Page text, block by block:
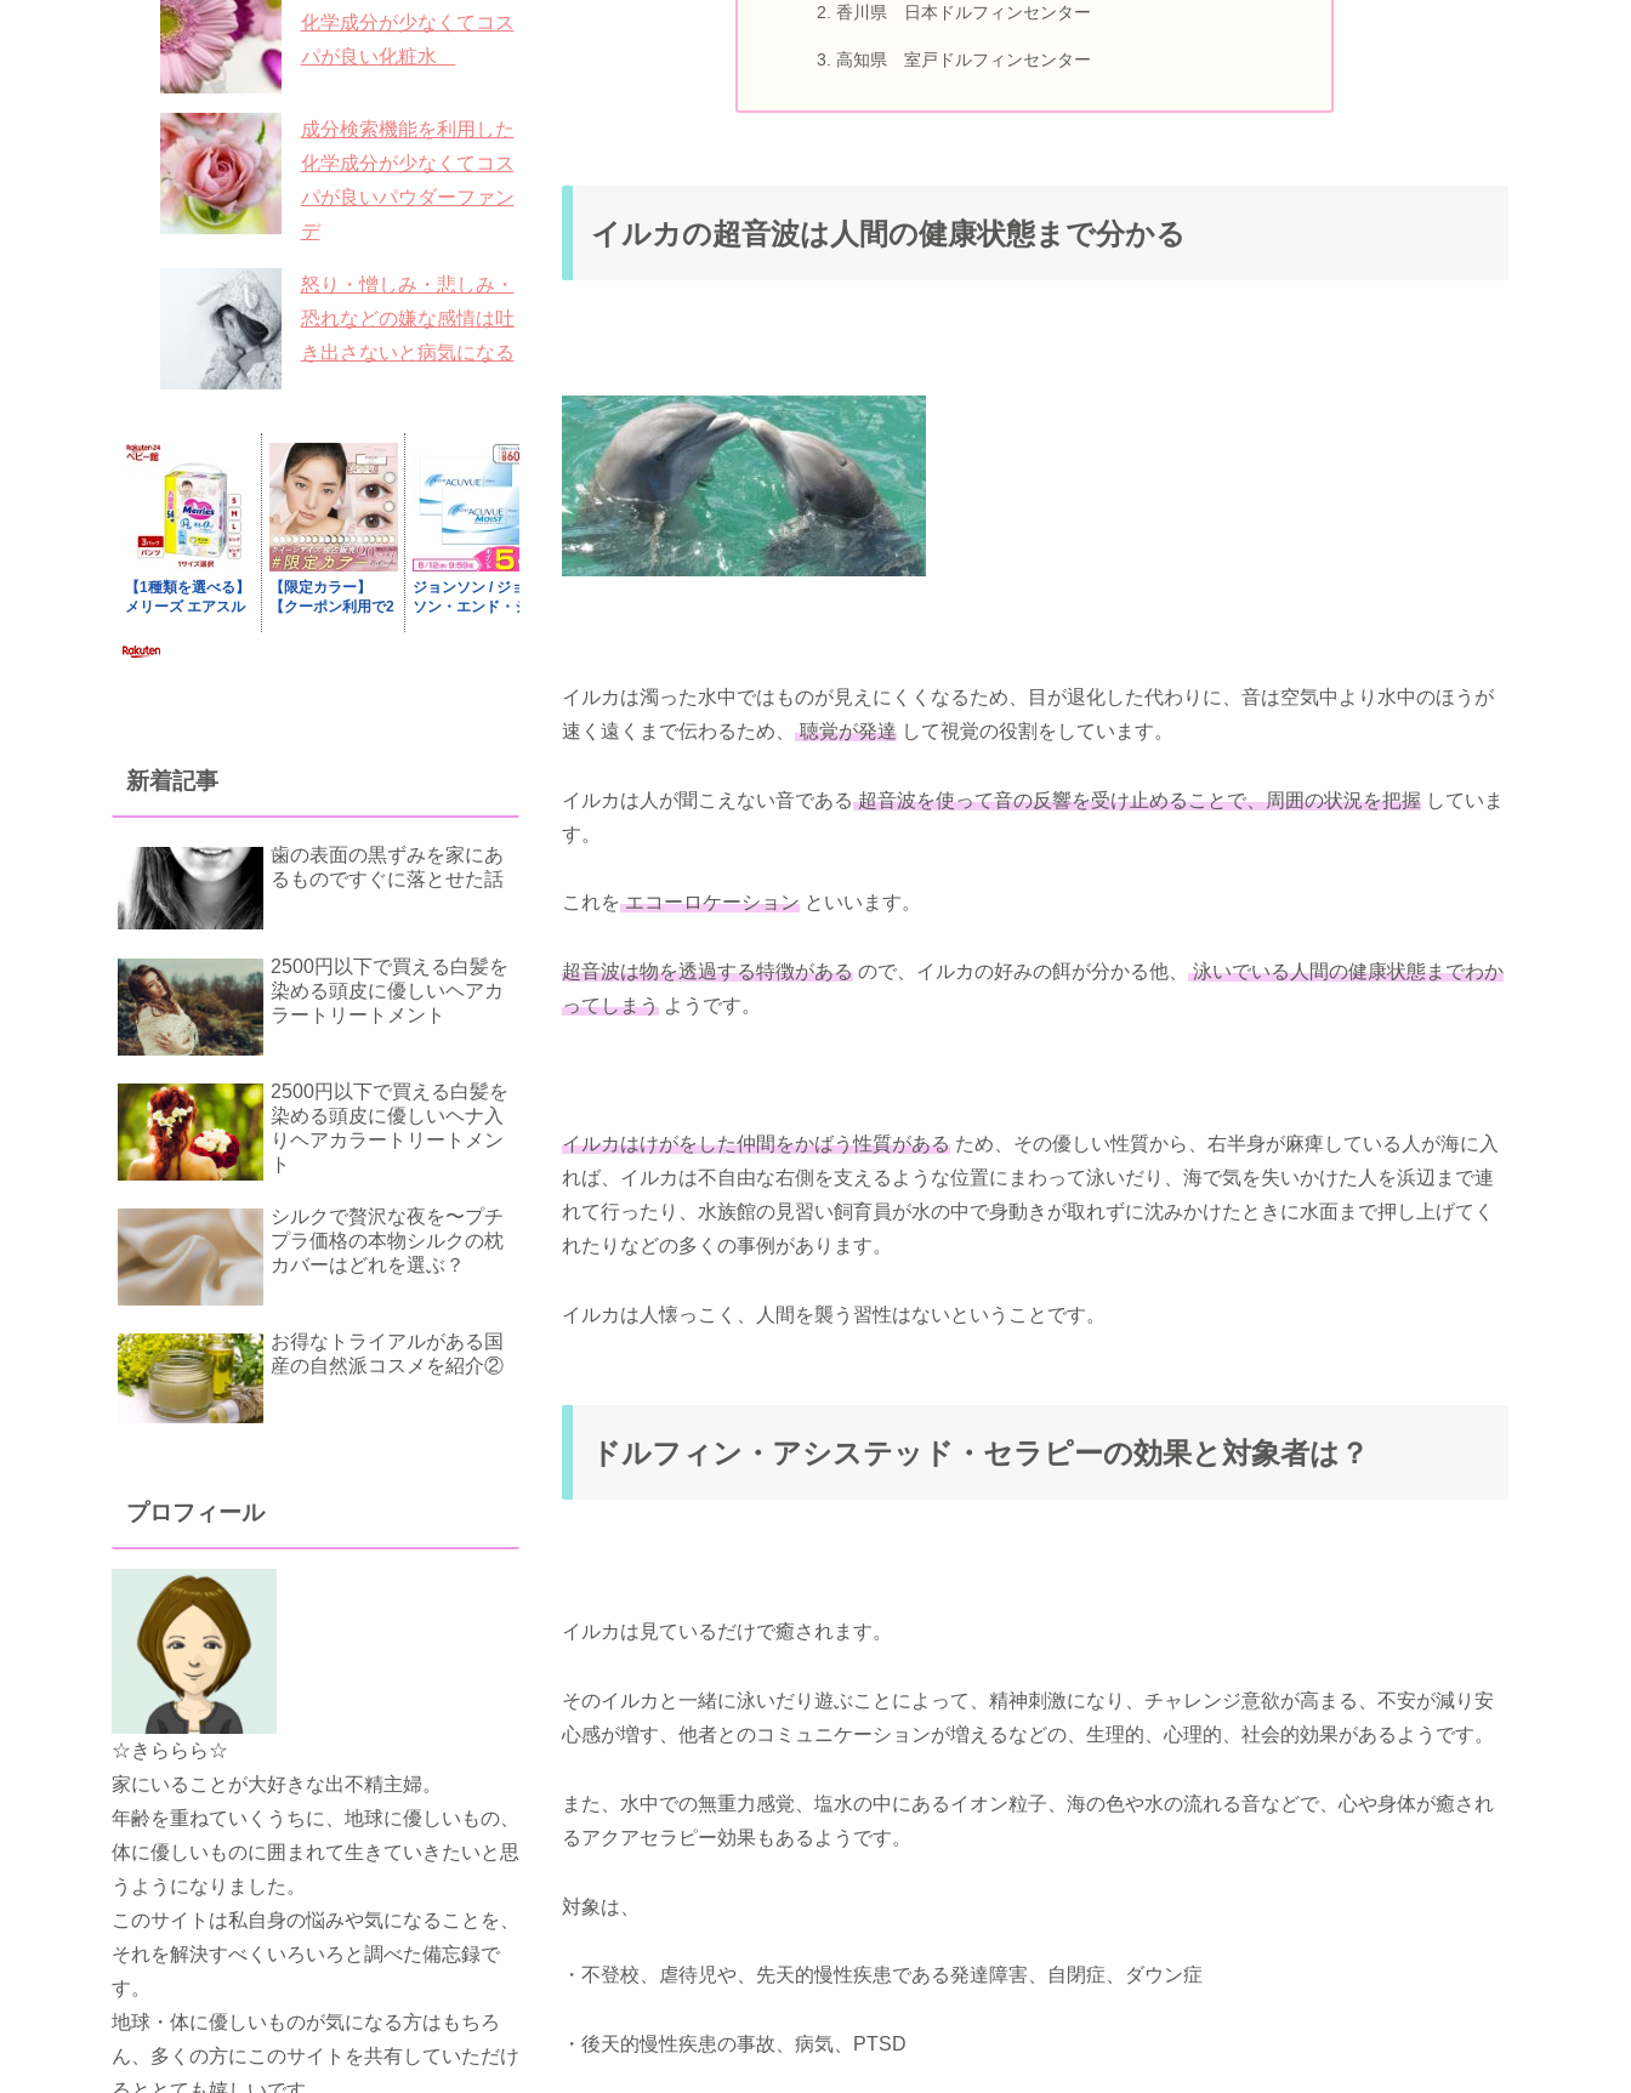
香川県 日本ドルフィンセンター
高知県 室戸ドルフィンセンター
イルカの超音波は人間の健康状態まで分かる
イルカは濁った水中ではものが見えにくくなるため、目が退化した代わりに、音は空気中より水中のほうが
速く遠くまで伝わるため、 聴覚が発達して視覚の役割をしています。
イルカは人が聞こえない音である超音波を使って音の反響を受け止めることで、周囲の状況を把握していま
す。
これをエコーロケーションといいます。
超音波は物を透過する特徴があるので、イルカの好みの餌が分かる他、 泳いでいる人間の健康状態までわか
ってしまうようです。
イルカはけがをした仲間をかばう性質があるため、その優しい性質から、右半身が麻痺している人が海に入
れば、イルカは不自由な右側を支えるような位置にまわって泳いだり、海で気を失いかけた人を浜辺まで連
れて行ったり、水族館の見習い飼育員が水の中で身動きが取れずに沈みかけたときに水面まで押し上げてく
れたりなどの多くの事例があります。
イルカは人懐っこく、人間を襲う習性はないということです。
ドルフィン・アシステッド・セラピーの効果と対象者は？
イルカは見ているだけで癒されます。
そのイルカと一緒に泳いだり遊ぶことによって、精神刺激になり、チャレンジ意欲が高まる、不安が減り安
心感が増す、他者とのコミュニケーションが増えるなどの、生理的、心理的、社会的効果があるようです。
また、水中での無重力感覚、塩水の中にあるイオン粒子、海の色や水の流れる音などで、心や身体が癒され
るアクアセラピー効果もあるようです。
対象は、
・不登校、虐待児や、先天的慢性疾患である発達障害、自閉症、ダウン症
・後天的慢性疾患の事故、病気、PTSD
化学成分が少なくてコス
パが良い化粧水
成分検索機能を利用した
化学成分が少なくてコス
パが良いパウダーファン
デ
怒り・憎しみ・悲しみ・
恐れなどの嫌な感情は吐
き出さないと病気になる
新着記事
歯の表面の黒ずみを家にあ
るものですぐに落とせた話
2500円以下で買える白髪を
染める頭皮に優しいヘアカ
ラートリートメント
2500円以下で買える白髪を
染める頭皮に優しいヘナ入
りヘアカラートリートメン
ト
シルクで贅沢な夜を〜プチ
プラ価格の本物シルクの枕
カバーはどれを選ぶ？
お得なトライアルがある国
産の自然派コスメを紹介②
プロフィール
☆きららら☆
家にいることが大好きな出不精主婦。
年齢を重ねていくうちに、地球に優しいもの、
体に優しいものに囲まれて生きていきたいと思
うようになりました。
このサイトは私自身の悩みや気になることを、
それを解決すべくいろいろと調べた備忘録で
す。
地球・体に優しいものが気になる方はもちろ
ん、多くの方にこのサイトを共有していただけ